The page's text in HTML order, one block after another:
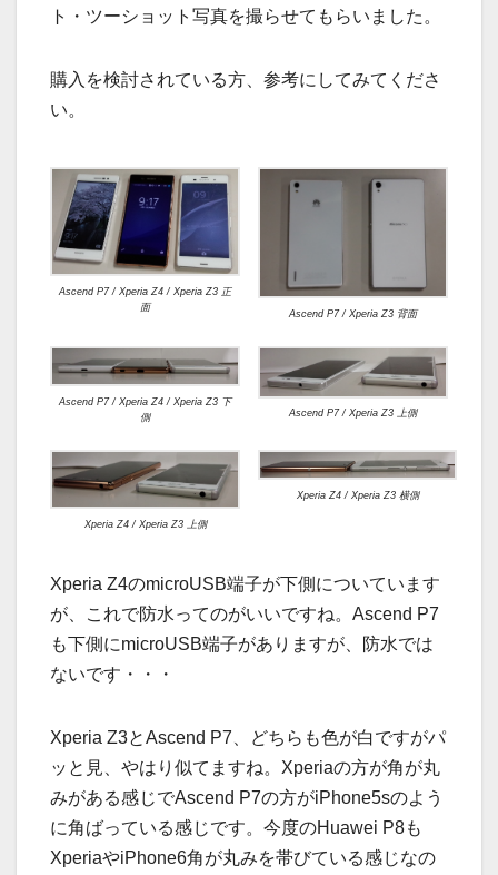
ト・ツーショット写真を撮らせてもらいました。
購入を検討されている方、参考にしてみてくださ
い。
Ascend P7 / Xperia Z4 / Xperia Z3 正
面
Ascend P7 / Xperia Z3 背面
Ascend P7 / Xperia Z4 / Xperia Z3 下
側
Ascend P7 / Xperia Z3 上側
Xperia Z4 / Xperia Z3 上側
Xperia Z4 / Xperia Z3 横側
Xperia Z4のmicroUSB端子が下側についています
が、これで防水ってのがいいですね。Ascend P7
も下側にmicroUSB端子がありますが、防水では
ないです・・・
Xperia Z3とAscend P7、どちらも色が白ですがパ
ッと見、やはり似てますね。Xperiaの方が角が丸
みがある感じでAscend P7の方がiPhone5sのよう
に角ばっている感じです。今度のHuawei P8も
XperiaやiPhone6角が丸みを帯びている感じなの